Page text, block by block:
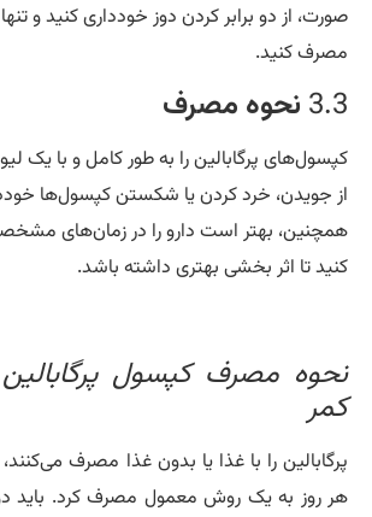
از دو برابر کردن دوز خودداری کنید و تنها
کنید.
نحوه مصرف
پرگابالین را به طور کامل و با یک
جویدن، خرد کردن یا شکستن کپسول‌ها خودداری
بهتر است دارو را در زمان‌های مشخصی
تا اثر بخشی بهتری داشته باشد.
مصرف کپسول پرگابالین
را با غذا یا بدون غذا مصرف می‌کنند، اما
روز به یک روش معمول مصرف کرد. باید